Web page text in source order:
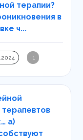
терапии?
в
ч...
1
а)